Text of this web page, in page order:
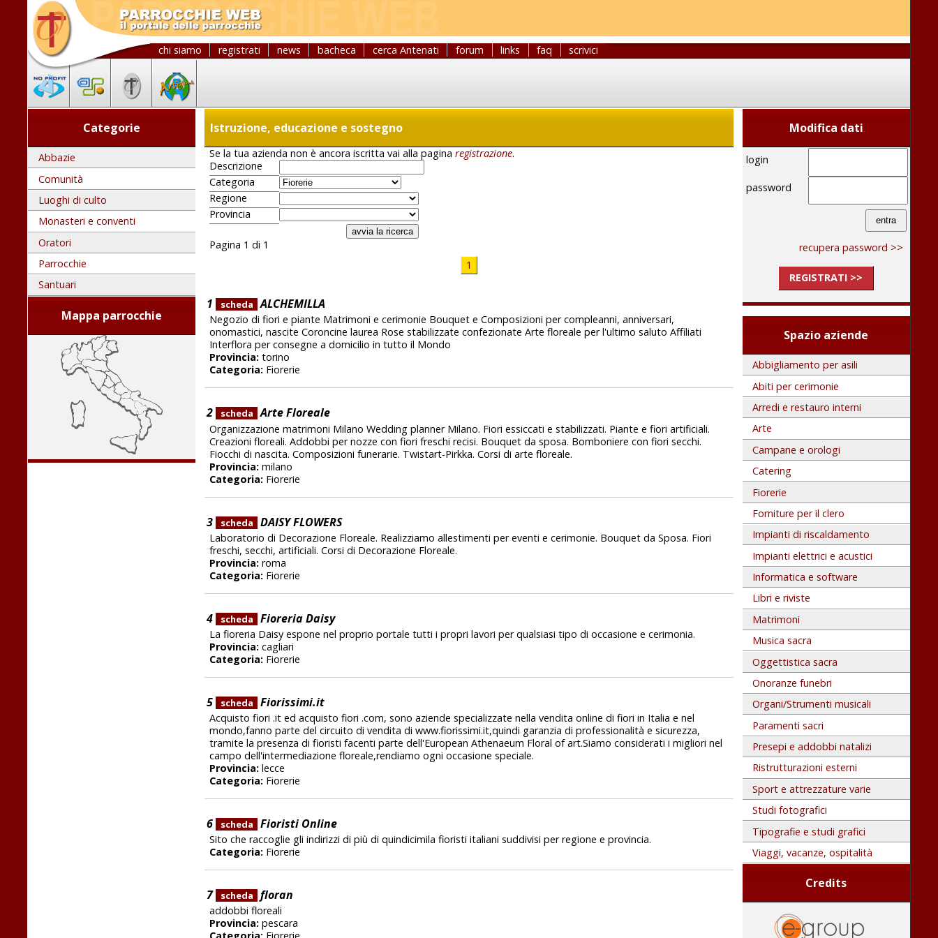
chi siamo registrati news bacheca cerca Antenati forum links faq scrivici
Categorie
Abbazie
Comunità
Luoghi di culto
Monasteri e conventi
Oratori
Parrocchie
Santuari
Mappa parrocchie
Istruzione, educazione e sostegno
Se la tua azienda non è ancora iscritta vai alla paginaregistrazione.
Descrizione
Categoria
Regione
Provincia
Pagina 1 di 1
1
1 scheda ALCHEMILLA
Negozio di fiori e piante Matrimoni e cerimonie Bouquet e Composizioni per compleanni, anniversari,
onomastici, nascite Coroncine laurea Rose stabilizzate confezionate Arte floreale per l'ultimo saluto Affiliati
Interflora per consegne a domicilio in tutto il Mondo
Provincia: torino
Categoria: Fiorerie
2 scheda Arte Floreale
Organizzazione matrimoni Milano Wedding planner Milano. Fiori essiccati e stabilizzati. Piante e fiori artificiali.
Creazioni floreali. Addobbi per nozze con fiori freschi recisi. Bouquet da sposa. Bomboniere con fiori secchi.
Fiocchi di nascita. Composizioni funerarie. Twistart-Pirkka. Corsi di arte floreale.
Provincia: milano
Categoria: Fiorerie
3 scheda DAISY FLOWERS
Laboratorio di Decorazione Floreale. Realizziamo allestimenti per eventi e cerimonie. Bouquet da Sposa. Fiori
freschi, secchi, artificiali. Corsi di Decorazione Floreale.
Provincia: roma
Categoria: Fiorerie
4 scheda Fioreria Daisy
La fioreria Daisy espone nel proprio portale tutti i propri lavori per qualsiasi tipo di occasione e cerimonia.
Provincia: cagliari
Categoria: Fiorerie
5 scheda Fiorissimi.it
Acquisto fiori .it ed acquisto fiori .com, sono aziende specializzate nella vendita online di fiori in Italia e nel
mondo,fanno parte del circuito di vendita di www.fiorissimi.it,quindi garanzia di professionalità e sicurezza,
tramite la presenza di fioristi facenti parte dell'European Athenaeum Floral of art.Siamo considerati i migliori nel
campo dell'intermediazione floreale,rendiamo ogni occasione speciale.
Provincia: lecce
Categoria: Fiorerie
6 scheda Fioristi Online
Sito che raccoglie gli indirizzi di più di quindicimila fioristi italiani suddivisi per regione e provincia.
Categoria: Fiorerie
7 scheda floran
addobbi floreali
Provincia: pescara
Modifica dati
login
password
recupera password >>
REGISTRATI >>
Spazio aziende
Abbigliamento per asili
Abiti per cerimonie
Arredi e restauro interni
Arte
Campane e orologi
Catering
Fiorerie
Forniture per il clero
Impianti di riscaldamento
Impianti elettrici e acustici
Informatica e software
Libri e riviste
Matrimoni
Musica sacra
Oggettistica sacra
Onoranze funebri
Organi/Strumenti musicali
Paramenti sacri
Presepi e addobbi natalizi
Ristrutturazioni esterni
Sport e attrezzature varie
Studi fotografici
Tipografie e studi grafici
Viaggi, vacanze, ospitalità
Credits